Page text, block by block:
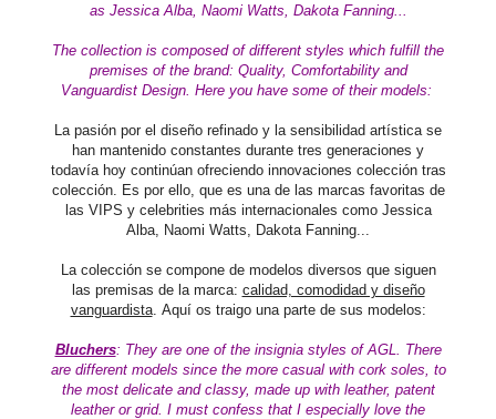
as Jessica Alba, Naomi Watts, Dakota Fanning...
The collection is composed of different styles which fulfill the
premises of the brand: Quality, Comfortability and
Vanguardist Design. Here you have some of their models:
La pasión por el diseño refinado y la sensibilidad artística se
han mantenido constantes durante tres generaciones y
todavía hoy continúan ofreciendo innovaciones colección tras
colección. Es por ello, que es una de las marcas favoritas de
las VIPS y celebrities más internacionales como Jessica
Alba, Naomi Watts, Dakota Fanning...
La colección se compone de modelos diversos que siguen
las premisas de la marca: calidad, comodidad y diseño
vanguardista. Aquí os traigo una parte de sus modelos:
Bluchers: They are one of the insignia styles of AGL. There
are different models since the more casual with cork soles, to
the most delicate and classy, made up with leather, patent
leather or grid. I must confess that I especially love the